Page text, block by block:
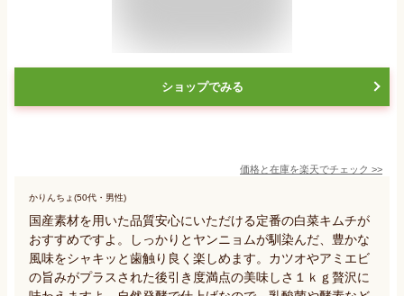
ショップでみる
価格と在庫を楽天でチェック >>
かりんちょ(50代・男性)
国産素材を用いた品質安心にいただける定番の白菜キムチが
おすすめですよ。しっかりとヤンニョムが馴染んだ、豊かな
風味をシャキッと歯触り良く楽しめます。カツオやアミエビ
の旨みがプラスされた後引き度満点の美味しさ１ｋｇ贅沢に